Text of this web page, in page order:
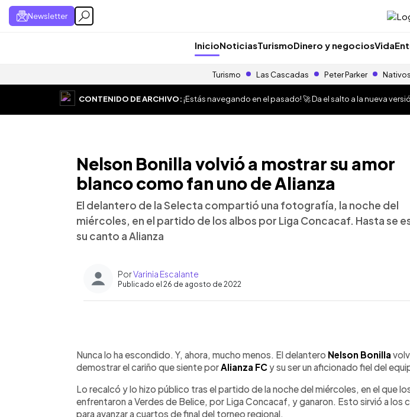
Newsletter
InicioNoticiasTurismoDinero y negociosVida
Turismo Las Cascadas Peter Parker Nativos
CONTENIDO DE ARCHIVO:¡Estás navegando en el pasado! 🚀 Da el salto a la nueva
Nelson Bonilla volvió a mostrar su amor
blanco como fan uno de Alianza
El delantero de la Selecta compartió una fotografía, la noche del
miércoles, en el partido de los albos por Liga Concacaf. Hasta se
su canto a Alianza
PorVarinia Escalante
Publicado el 26 de agosto de 2022
► Escuchar artículo
Nunca lo ha escondido. Y, ahora, mucho menos. El delantero Nelson Bonilla
demostrar el cariño que siente porAlianza FC y su ser un aficionado fiel del
Lo recalcó y lo hizo público tras el partido de la noche del miércoles, en el que
enfrentaron a Verdes de Belice, por Liga Concacaf, y ganaron. Esto sirvió a los
para avanzar a cuartos de final del torneo regional.